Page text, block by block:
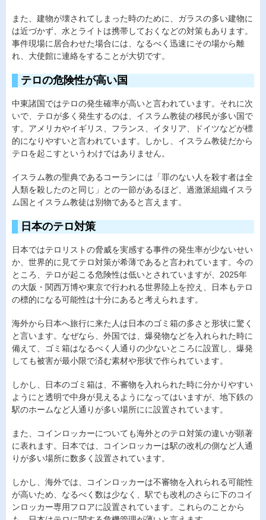
また、建物が壊されてしまった時のために、ガラスの多い建物に
は近づかず、水とライトは携帯しておくなどの対策もあります。
事件現場に居合わせた場合には、なるべく迅速にその場から離
れ、大使館に連絡をすることが大切です。
テロの危険性が高い国
中東諸国ではテロの発生確率が高いと言われています。それに次
いで、テロが多く発生するのは、イスラム教徒の移民が多い国で
す。アメリカやイギリス、フランス、イタリア、ドイツなどが標
的になりやすいと言われています。しかし、イスラム教徒だから
テロを起こすというわけではありません。
イスラム教の聖典であるコーランには「罪のない人を殺す者は全
人類を殺したのと同じ」との一節があるほど、過激派組織イスラ
ム国とイスラム教徒は別物であると言えます。
日本のテロ対策
日本ではテロリストの脅威を実感する事件の発生率が少ないせい
か、世界的に見てテロ対策が希薄であると言われています。今の
ところ、テロが起こる危険性は低いとされていますが、2025年
の大阪・関西万博や東京で行われる世界陸上を控え、日本もテロ
の標的になる可能性は十分にあると考えられます。
海外から日本へ旅行に来た人は日本のゴミ箱の多さと形状に驚く
と言います。なぜなら、外国では、爆発物などを入れられた時に
備えて、ゴミ箱はなるべく人通りの少ないところに設置し、爆発
しても被害が最小限で済む素材や形状で作られています。
しかし、日本のゴミ箱は、不審物を入れられた時に分かりやすい
ようにと透明で中身が見えるようになってはいますが、地下鉄の
駅のホームなど人通りが多い場所にに設置されています。
また、コインロッカーについても海外とのテロ対策の違いが顕著
に表れます。日本では、コインロッカーは駅の改札の側など人通
りが多い場所に数多く設置されています。
しかし、海外では、コインロッカーは不審物を入れられる可能性
が高いため、なるべく数は少なく、駅でも改札のさらに下のコイ
ンロッカー専用フロアに設置されています。これらのことから